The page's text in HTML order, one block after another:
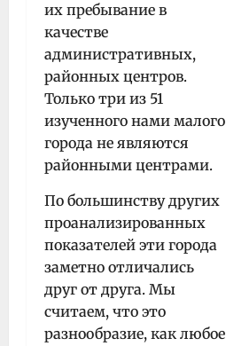
их пребывание в
качестве
административных,
районных центров.
Только три из 51
изученного нами малого
города не являются
районными центрами.
По большинству других
проанализированных
показателей эти города
заметно отличались
друг от друга. Мы
считаем, что это
разнообразие, как любое